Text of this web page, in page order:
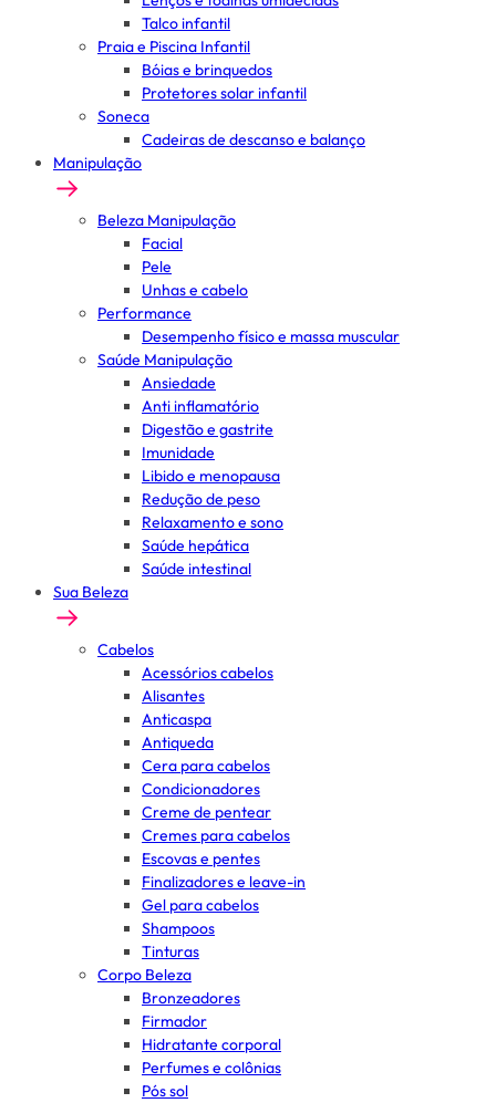
Talco infantil
Praia e Piscina Infantil
Bóias e brinquedos
Protetores solar infantil
Soneca
Cadeiras de descanso e balanço
Manipulação
Beleza Manipulação
Facial
Pele
Unhas e cabelo
Performance
Desempenho físico e massa muscular
Saúde Manipulação
Ansiedade
Anti inflamatório
Digestão e gastrite
Imunidade
Libido e menopausa
Redução de peso
Relaxamento e sono
Saúde hepática
Saúde intestinal
Sua Beleza
Cabelos
Acessórios cabelos
Alisantes
Anticaspa
Antiqueda
Cera para cabelos
Condicionadores
Creme de pentear
Cremes para cabelos
Escovas e pentes
Finalizadores e leave-in
Gel para cabelos
Shampoos
Tinturas
Corpo Beleza
Bronzeadores
Firmador
Hidratante corporal
Perfumes e colônias
Pós sol